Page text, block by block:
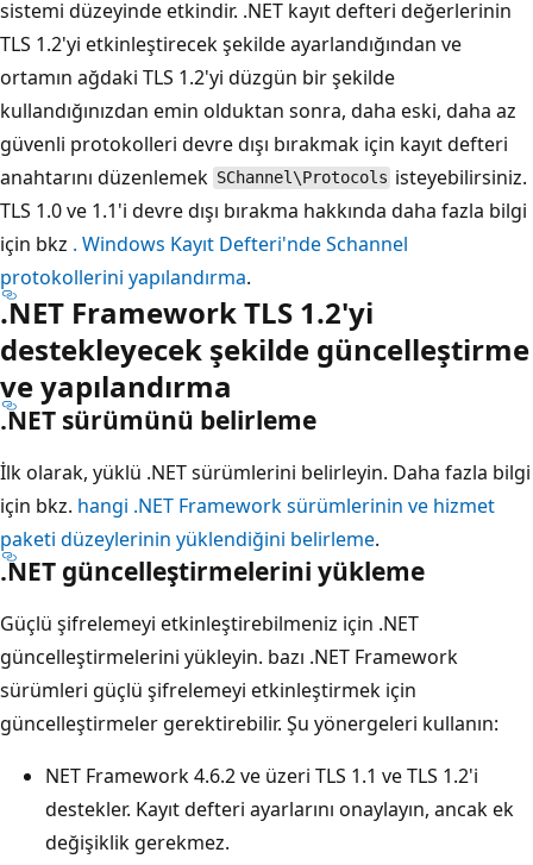
sistemi düzeyinde etkindir. .NET kayıt defteri değerlerinin
TLS 1.2'yi etkinleştirecek şekilde ayarlandığından ve
ortamın ağdaki TLS 1.2'yi düzgün bir şekilde
kullandığınızdan emin olduktan sonra, daha eski, daha az
güvenli protokolleri devre dışı bırakmak için kayıt defteri
anahtarını düzenlemek SChannel\Protocols isteyebilirsiniz.
TLS 1.0 ve 1.1'i devre dışı bırakma hakkında daha fazla bilgi
için bkz . Windows Kayıt Defteri'nde Schannel
protokollerini yapılandırma.
.NET Framework TLS 1.2'yi
destekleyecek şekilde güncelleştirme
ve yapılandırma
.NET sürümünü belirleme
İlk olarak, yüklü .NET sürümlerini belirleyin. Daha fazla bilgi
için bkz. hangi .NET Framework sürümlerinin ve hizmet
paketi düzeylerinin yüklendiğini belirleme.
.NET güncelleştirmelerini yükleme
Güçlü şifrelemeyi etkinleştirebilmeniz için .NET
güncelleştirmelerini yükleyin. bazı .NET Framework
sürümleri güçlü şifrelemeyi etkinleştirmek için
güncelleştirmeler gerektirebilir. Şu yönergeleri kullanın:
NET Framework 4.6.2 ve üzeri TLS 1.1 ve TLS 1.2'i
destekler. Kayıt defteri ayarlarını onaylayın, ancak ek
değişiklik gerekmez.